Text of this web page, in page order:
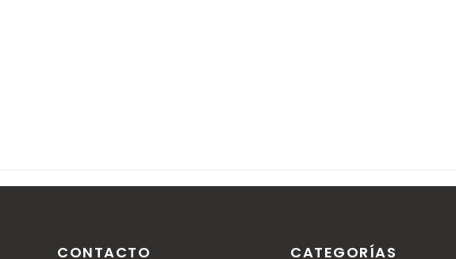
CONTACTO CATEGORÍAS